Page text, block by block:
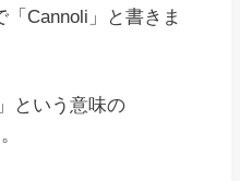
Cannoli」と書きま
という意味の